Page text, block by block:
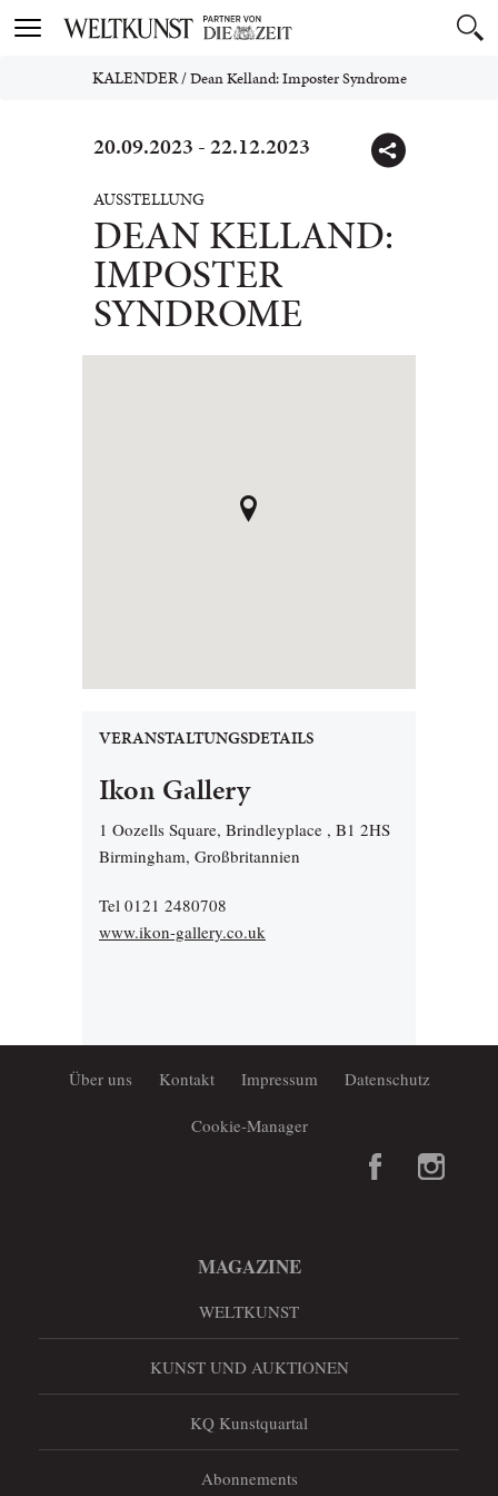
Toggle
KALENDER/Dean Kelland: Imposter Syndrome
20.09.2023 - 22.12.2023
AUSSTELLUNG
DEAN KELLAND:
IMPOSTER
SYNDROME
VERANSTALTUNGSDETAILS
Ikon Gallery
1 Oozells Square, Brindleyplace , B1 2HS
Birmingham, Großbritannien
Tel 0121 2480708
www.ikon-gallery.co.uk
Über uns Kontakt Impressum Datenschutz
Cookie-Manager
MAGAZINE
WELTKUNST
KUNST UND AUKTIONEN
KQ Kunstquartal
Abonnements